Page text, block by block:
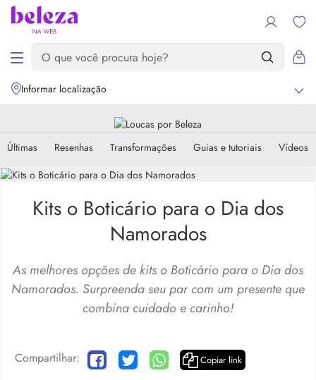
Informar localização
Últimas Resenhas Transformações Guias e tutoriais Vídeos
Kits o Boticário para o Dia dos
Namorados
As melhores opções de kits o Boticário para o Dia dos
Namorados. Surpreenda seu par com um presente que
combina cuidado e carinho!
Compartilhar: Copiar link